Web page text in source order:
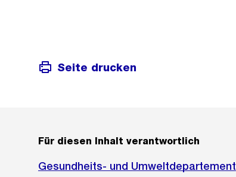
Seite drucken
Für diesen Inhalt verantwortlich
Gesundheits- und Umweltdepartement